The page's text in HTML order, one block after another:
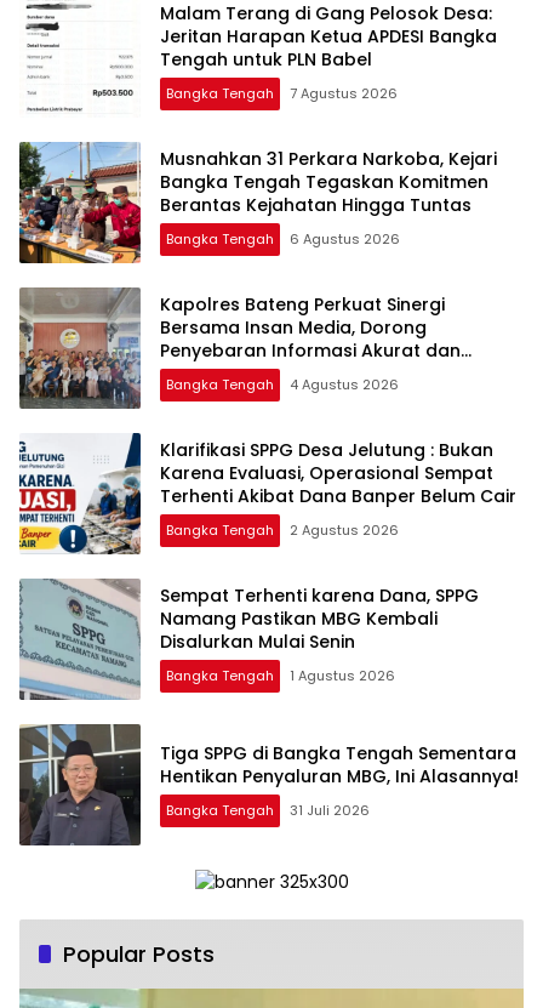
Malam Terang di Gang Pelosok Desa:
Jeritan Harapan Ketua APDESI Bangka
Tengah untuk PLN Babel
Bangka Tengah 7 Agustus 2026
Musnahkan 31 Perkara Narkoba, Kejari
Bangka Tengah Tegaskan Komitmen
Berantas Kejahatan Hingga Tuntas
Bangka Tengah 6 Agustus 2026
‎Kapolres Bateng Perkuat Sinergi
Bersama Insan Media, Dorong
Penyebaran Informasi Akurat dan
Layanan Polri 110
Bangka Tengah 4 Agustus 2026
‎Klarifikasi SPPG Desa Jelutung : Bukan
Karena Evaluasi, Operasional Sempat
Terhenti Akibat Dana Banper Belum Cair
Bangka Tengah 2 Agustus 2026
‎Sempat Terhenti karena Dana, SPPG
Namang Pastikan MBG Kembali
Disalurkan Mulai Senin
Bangka Tengah 1 Agustus 2026
‎Tiga SPPG di Bangka Tengah Sementara
Bangka Tengah 31 Juli 2026
Popular Posts